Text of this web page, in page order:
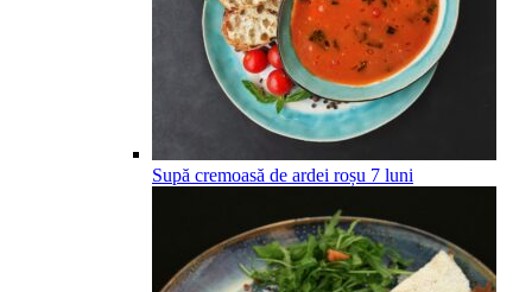
Supă cremoasă de ardei roșu 7 luni